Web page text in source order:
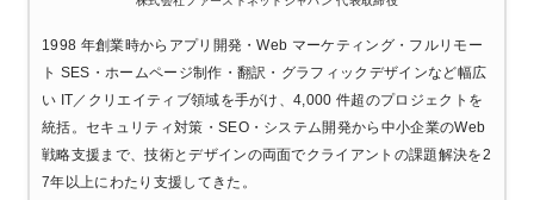
1998 年創業時からアプリ開発・Web マーケティング・フルリモー
ト SES・ホームページ制作・翻訳・グラフィックデザインなど幅広
い IT／クリエイティブ領域を手がけ、4,000 件超のプロジェクトを
統括。セキュリティ対策・SEO・システム開発から中小企業のWeb
戦略支援まで、技術とデザインの両面でクライアントの課題解決を2
7年以上にわたり支援してきた。